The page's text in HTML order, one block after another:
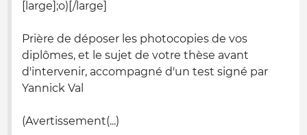
[large];o)[/large]
Prière de déposer les photocopies de vos
diplômes, et le sujet de votre thèse avant
d'intervenir, accompagné d'un test signé par
Yannick Val
(Avertissement(...)